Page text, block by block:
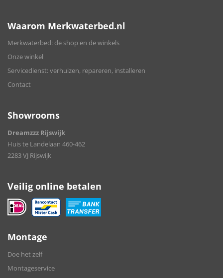
Waarom Merkwaterbed.nl
Merkwaterbed: de shop en de winkels
Onze winkel
Servicedienst: verhuizen, repareren, installeren
Contact
Showrooms
Dreamzzz Rijswijk
Huis te Landelaan 460-462
2283 VJ Rijswijk
Veilig online betalen
Montage
Doe het zelf
Montageservice